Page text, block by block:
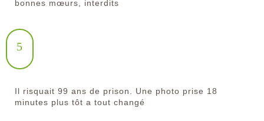
bonnes mœurs, interdits
5
Il risquait 99 ans de prison. Une photo prise 18
minutes plus tôt a tout changé